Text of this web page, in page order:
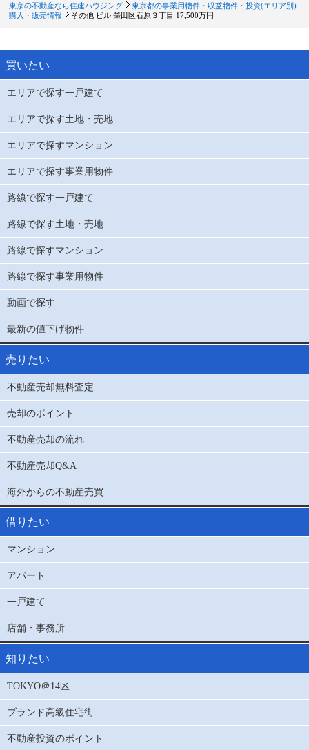
東京の不動産なら住建ハウジング
東京都の事業用物件・収益物件・投資(エリア別)
購入・販売情報
その他 ビル 墨田区石原３丁目 17,500万円
買いたい
エリアで探す一戸建て
エリアで探す土地・売地
エリアで探すマンション
エリアで探す事業用物件
路線で探す一戸建て
路線で探す土地・売地
路線で探すマンション
路線で探す事業用物件
動画で探す
最新の値下げ物件
売りたい
不動産売却無料査定
売却のポイント
不動産売却の流れ
不動産売却Q&A
海外からの不動産売買
借りたい
マンション
アパート
一戸建て
店舗・事務所
知りたい
TOKYO＠14区
ブランド高級住宅街
不動産投資のポイント